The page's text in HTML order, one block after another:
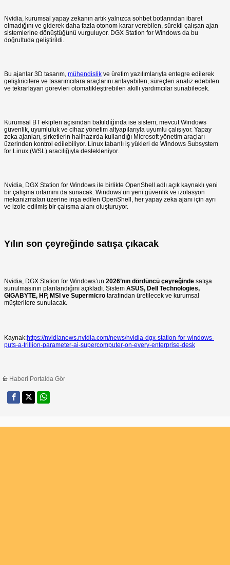
Nvidia, kurumsal yapay zekanın artık yalnızca sohbet botlarından ibaret
olmadığını ve giderek daha fazla otonom karar verebilen, sürekli çalışan ajan
sistemlerine dönüştüğünü vurguluyor. DGX Station for Windows da bu
doğrultuda geliştirildi.
Bu ajanlar 3D tasarım, mühendislik ve üretim yazılımlarıyla entegre edilerek
geliştiricilere ve tasarımcılara araçlarını anlayabilen, süreçleri analiz edebilen
ve tekrarlayan görevleri otomatikleştirebilen akıllı yardımcılar sunabilecek.
Kurumsal BT ekipleri açısından bakıldığında ise sistem, mevcut Windows
güvenlik, uyumluluk ve cihaz yönetim altyapılarıyla uyumlu çalışıyor. Yapay
zeka ajanları, şirketlerin halihazırda kullandığı Microsoft yönetim araçları
üzerinden kontrol edilebiliyor. Linux tabanlı iş yükleri de Windows Subsystem
for Linux (WSL) aracılığıyla destekleniyor.
Nvidia, DGX Station for Windows ile birlikte OpenShell adlı açık kaynaklı yeni
bir çalışma ortamını da sunacak. Windows’un yeni güvenlik ve izolasyon
mekanizmaları üzerine inşa edilen OpenShell, her yapay zeka ajanı için ayrı
ve izole edilmiş bir çalışma alanı oluşturuyor.
Yılın son çeyreğinde satışa çıkacak
Nvidia, DGX Station for Windows’un 2026’nın dördüncü çeyreğinde satışa
sunulmasının planlandığını açıkladı. Sistem ASUS, Dell Technologies,
GIGABYTE, HP, MSI ve Supermicro tarafından üretilecek ve kurumsal
müşterilere sunulacak.
Kaynak:https://nvidianews.nvidia.com/news/nvidia-dgx-station-for-windows-
puts-a-trillion-parameter-ai-supercomputer-on-every-enterprise-desk
Haberi Portalda Gör